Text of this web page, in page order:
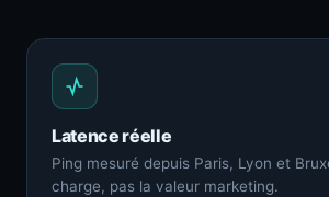
Latence réelle
Ping mesuré depuis Paris, Lyon et
charge, pas la valeur marketing.